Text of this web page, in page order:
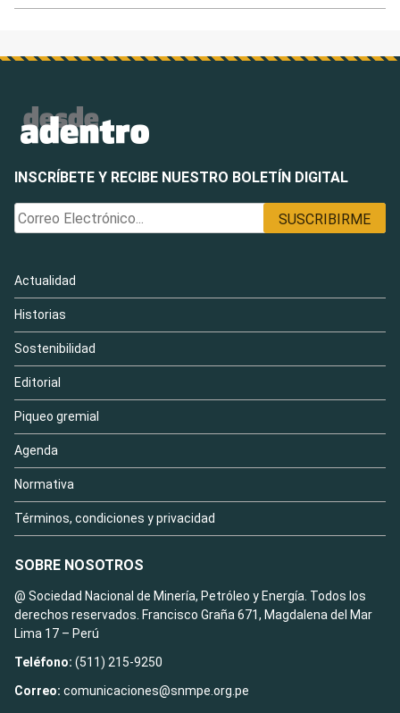
INSCRÍBETE Y RECIBE NUESTRO BOLETÍN DIGITAL
Actualidad
Historias
Sostenibilidad
Editorial
Piqueo gremial
Agenda
Normativa
Términos, condiciones y privacidad
SOBRE NOSOTROS
@ Sociedad Nacional de Minería, Petróleo y Energía. Todos los
derechos reservados. Francisco Graña 671, Magdalena del Mar
Lima 17 – Perú
Teléfono: (511) 215-9250
Correo: comunicaciones@snmpe.org.pe